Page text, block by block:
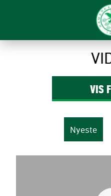
Nyeste
VIS